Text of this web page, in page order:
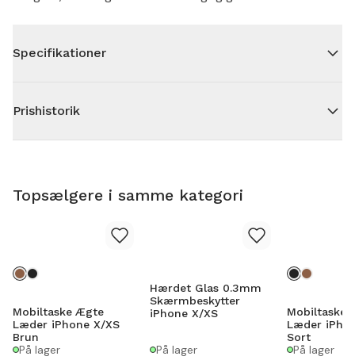
Specifikationer
Prishistorik
Topsælgere i samme kategori
Mobiltaske Ægte
Læder iPhone X/XS
Brun
På lager
Hærdet Glas 0.3mm
Skærmbeskytter
iPhone X/XS
På lager
Mobiltaske
Læder
Sort
På lager